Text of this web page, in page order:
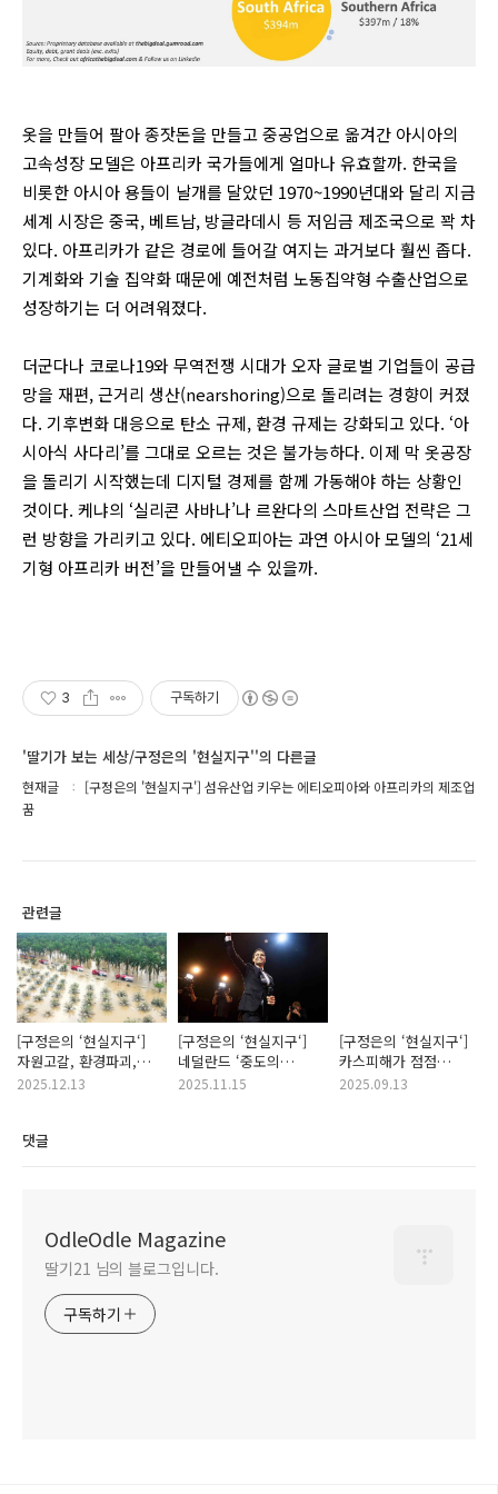
옷을 만들어 팔아 종잣돈을 만들고 중공업으로 옮겨간 아시아의
고속성장 모델은 아프리카 국가들에게 얼마나 유효할까. 한국을
비롯한 아시아 용들이 날개를 달았던 1970~1990년대와 달리 지금
세계 시장은 중국, 베트남, 방글라데시 등 저임금 제조국으로 꽉 차
있다. 아프리카가 같은 경로에 들어갈 여지는 과거보다 훨씬 좁다.
기계화와 기술 집약화 때문에 예전처럼 노동집약형 수출산업으로
성장하기는 더 어려워졌다.
더군다나 코로나19와 무역전쟁 시대가 오자 글로벌 기업들이 공급
망을 재편, 근거리 생산(nearshoring)으로 돌리려는 경향이 커졌
다. 기후변화 대응으로 탄소 규제, 환경 규제는 강화되고 있다. ‘아
시아식 사다리’를 그대로 오르는 것은 불가능하다. 이제 막 옷공장
을 돌리기 시작했는데 디지털 경제를 함께 가동해야 하는 상황인
것이다. 케냐의 ‘실리콘 사바나’나 르완다의 스마트산업 전략은 그
런 방향을 가리키고 있다. 에티오피아는 과연 아시아 모델의 ‘21세
기형 아프리카 버전’을 만들어낼 수 있을까.
3 구독하기
'딸기가 보는 세상/구정은의 '현실지구''의 다른글
현재글
[구정은의 '현실지구'] 섬유산업 키우는 에티오피아와 아프리카의 제조업
꿈
관련글
[구정은의 ‘현실지구‘]
자원고갈, 환경파괴,
물난리… 인도네시아
2025.12.13
[구정은의 ‘현실지구‘]
네덜란드 ‘중도의
승리‘가 던지는 메시지
2025.11.15
[구정은의 ‘현실지구‘]
카스피해가 점점
줄어들면
2025.09.13
댓글
OdleOdle Magazine
딸기21 님의 블로그입니다.
구독하기